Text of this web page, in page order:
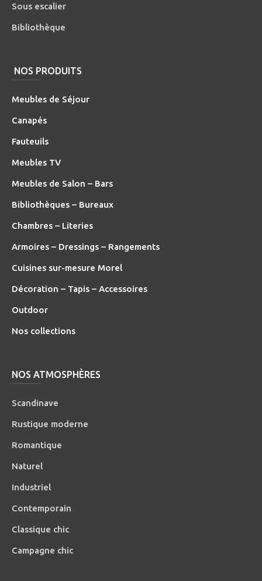
Sous escalier
Bibliothèque
NOS PRODUITS
Meubles de Séjour
Canapés
Fauteuils
Meubles TV
Meubles de Salon – Bars
Bibliothèques – Bureaux
Chambres – Literies
Armoires – Dressings – Rangements
Cuisines sur-mesure Morel
Décoration – Tapis – Accessoires
Outdoor
Nos collections
NOS ATMOSPHÈRES
Scandinave
Rustique moderne
Romantique
Naturel
Industriel
Contemporain
Classique chic
Campagne chic